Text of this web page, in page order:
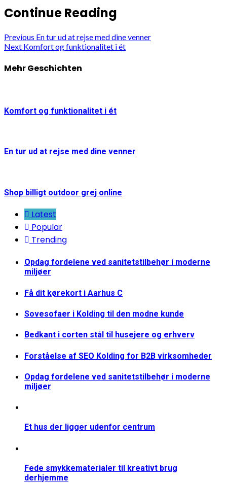
Continue Reading
Previous En tur ud at rejse med dine venner
Next Komfort og funktionalitet i ét
Mehr Geschichten
Komfort og funktionalitet i ét
En tur ud at rejse med dine venner
Shop billigt outdoor grej online
Latest
Popular
Trending
Opdag fordelene ved sanitetstilbehør i moderne
miljøer
Få dit kørekort i Aarhus C
Sovesofaer i Kolding til den modne kunde
Bedkant i corten stål til husejere og erhverv
Forståelse af SEO Kolding for B2B virksomheder
Opdag fordelene ved sanitetstilbehør i moderne
miljøer
Et hus der ligger udenfor centrum
Fede smykkematerialer til kreativt brug
derhjemme